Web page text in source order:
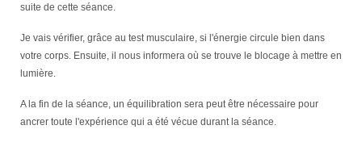
suite de cette séance.
Je vais vérifier, grâce au test musculaire, si l'énergie circule bien dans
votre corps. Ensuite, il nous informera où se trouve le blocage à mettre en
lumière.
A la fin de la séance, un équilibration sera peut être nécessaire pour
ancrer toute l'expérience qui a été vécue durant la séance.